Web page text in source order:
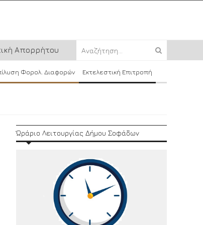
Απορρήτου
Φορολ. Διαφορών Εκτελεστική Επιτροπή
Ώράριο Λειτουργίας Δήμου Σοφάδων